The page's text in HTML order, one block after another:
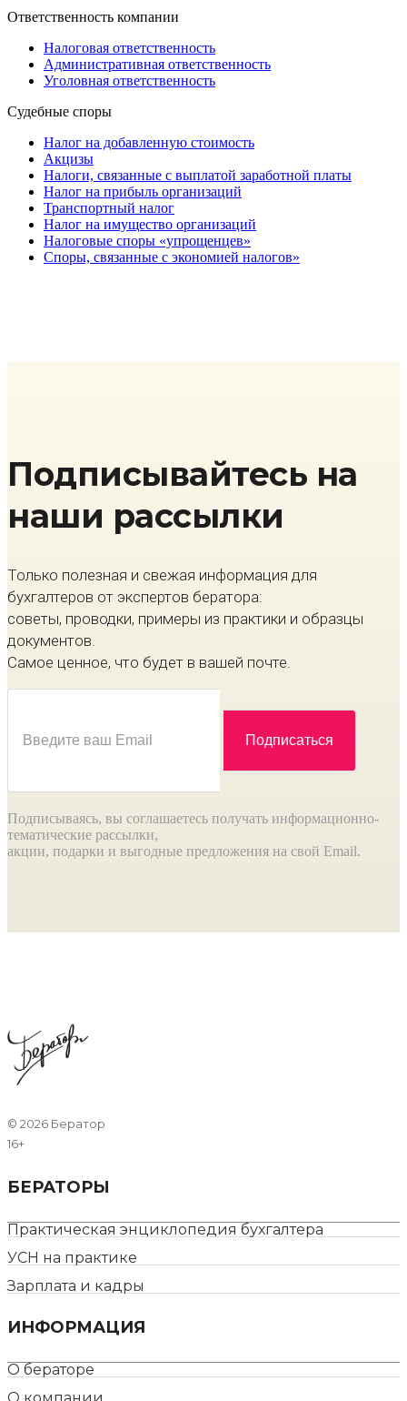
Ответственность компании
Налоговая ответственность
Административная ответственность
Уголовная ответственность
Судебные споры
Налог на добавленную стоимость
Акцизы
Налоги, связанные с выплатой заработной платы
Налог на прибыль организаций
Транспортный налог
Налог на имущество организаций
Налоговые споры «упрощенцев»
Споры, связанные с экономией налогов»
Подписывайтесь на
наши рассылки
Только полезная и свежая информация для
бухгалтеров от экспертов бератора:
советы, проводки, примеры из практики и образцы
документов.
Самое ценное, что будет в вашей почте.
Подписываясь, вы соглашаетесь получать информационно-
тематические рассылки,
акции, подарки и выгодные предложения на свой Email.
© 2026 Бератор
16+
БЕРАТОРЫ
Практическая энциклопедия бухгалтера
УСН на практике
Зарплата и кадры
ИНФОРМАЦИЯ
О бераторе
О компании